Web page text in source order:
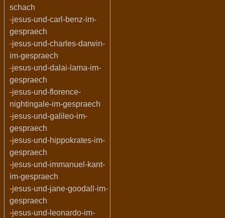
schach
-jesus-und-carl-benz-im-
gespraech
-jesus-und-charles-darwin-
im-gespraech
-jesus-und-dalai-lama-im-
gespraech
-jesus-und-florence-
nightingale-im-gespraech
-jesus-und-galileo-im-
gespraech
-jesus-und-hippokrates-im-
gespraech
-jesus-und-immanuel-kant-
im-gespraech
-jesus-und-jane-goodall-im-
gespraech
-jesus-und-leonardo-im-